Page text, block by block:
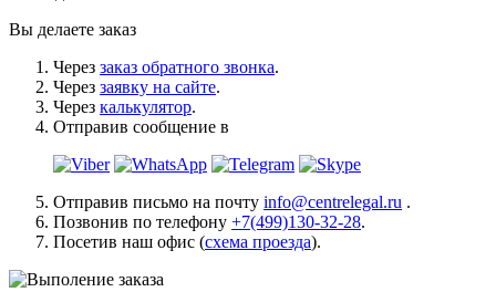
Вы делаете заказ
Через заказ обратного звонка.
Через заявку на сайте.
Через калькулятор.
Отправив сообщение в
Отправив письмо на почту info@centrelegal.ru .
Позвонив по телефону +7(499)130-32-28.
Посетив наш офис (схема проезда).